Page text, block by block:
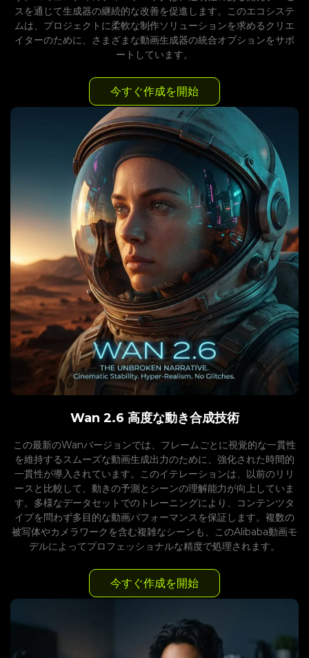
スを通じて生成器の継続的な改善を促進します。このエコシステ
ムは、プロジェクトに柔軟な制作ソリューションを求めるクリエ
イターのために、さまざまな動画生成器の統合オプションをサポ
ートしています。
今すぐ作成を開始
Wan 2.6 高度な動き合成技術
この最新のWanバージョンでは、フレームごとに視覚的な一貫性
を維持するスムーズな動画生成出力のために、強化された時間的
一貫性が導入されています。このイテレーションは、以前のリリ
ースと比較して、動きの予測とシーンの理解能力が向上していま
す。多様なデータセットでのトレーニングにより、コンテンツタ
イプを問わず多目的な動画パフォーマンスを保証します。複数の
被写体やカメラワークを含む複雑なシーンも、このAlibaba動画モ
デルによってプロフェッショナルな精度で処理されます。
今すぐ作成を開始